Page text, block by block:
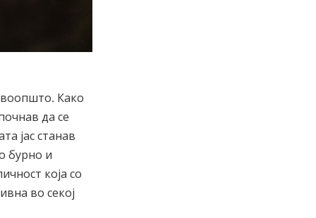
воопшто. Како
да се
јас станав
бурно и
која со
во секој